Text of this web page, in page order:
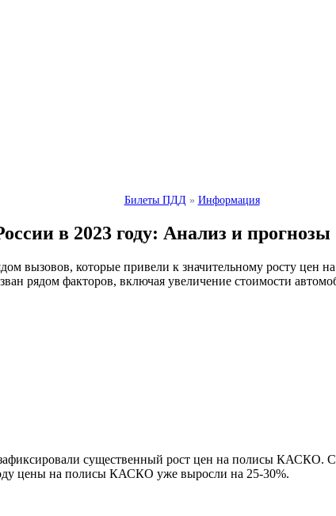
Билеты ПДД » Информация
в 2023 году: Анализ и прогнозы
вызовов, которые привели к значительному росту
рядом факторов, включая увеличение стоимости
существенный рост цен на полисы КАСКО.
цены на полисы КАСКО уже выросли на 25-30%.